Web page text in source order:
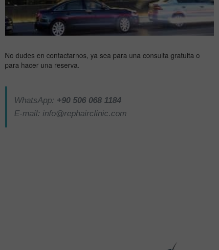
No dudes en contactarnos, ya sea para una consulta gratuita o
para hacer una reserva.
WhatsApp: +90 506 068 1184
E-mail: info@rephairclinic.com